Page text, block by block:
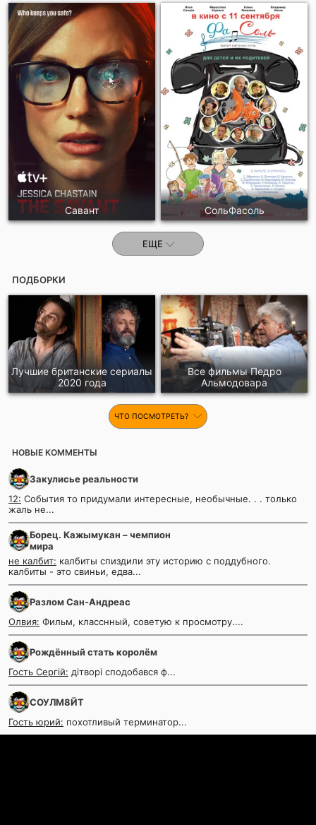
Савант СольФасоль
ЕЩЕ
ПОДБОРКИ
Лучшие британские сериалы
2020 года
Все фильмы Педро
Альмодовара
ЧТО ПОСМОТРЕТЬ?
НОВЫЕ КОММЕНТЫ
Закулисье реальности
12: События то придумали интересные, необычные. . . только
жаль не...
Борец. Кажымукан – чемпион
мира
не калбит: калбиты спиздили эту историю с поддубного.
калбиты - это свиньи, едва...
Разлом Сан-Андреас
Олвия: Фильм, класснный, советую к просмотру....
Рождённый стать королём
Гость Сергій: дітворі сподобався ф...
СОУЛМ8ЙТ
Гость юрий: похотливый терминатор...